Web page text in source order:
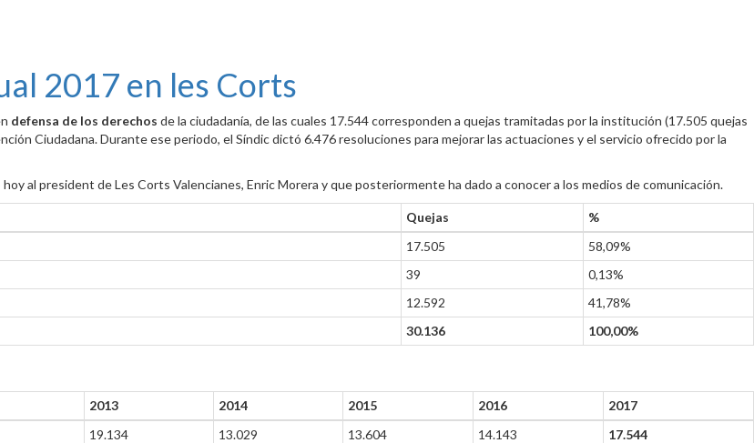
2017 en les Corts
defensa de los derechos de la ciudadanía, de las cuales 17.544 corresponden a quejas tramitadas por la institución (17.505 quejas
Ciudadana. Durante ese periodo, el Síndic dictó 6.476 resoluciones para mejorar las actuaciones y el servicio ofrecido por la
al president de Les Corts Valencianes, Enric Morera y que posteriormente ha dado a conocer a los medios de comunicación.
Quejas
%
17.505
58,09%
39
0,13%
12.592
41,78%
30.136 100,00%
2013 2014 2015 2016
2017
19.134 13.029 13.604 14.143
17.544